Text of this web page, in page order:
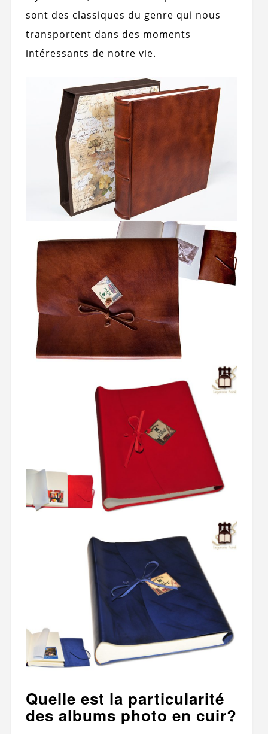
sont des classiques du genre qui nous
transportent dans des moments
intéressants de notre vie.
Quelle est la particularité
des albums photo en cuir?